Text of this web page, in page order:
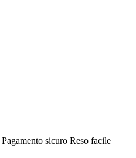
Pagamento sicuro Reso facile